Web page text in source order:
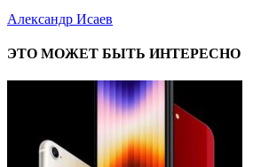
Александр Исаев
ЭТО МОЖЕТ БЫТЬ ИНТЕРЕСНО